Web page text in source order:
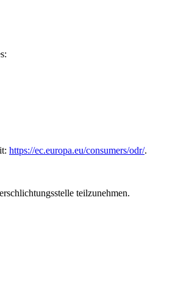
https://ec.europa.eu/consumers/odr/.
teilzunehmen.